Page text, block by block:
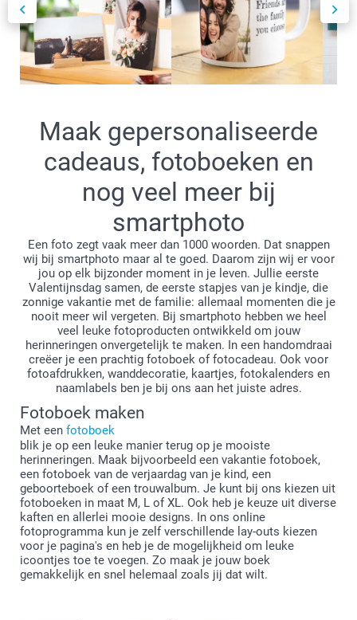
Maak gepersonaliseerde
cadeaus, fotoboeken en
nog veel meer bij
smartphoto
Een foto zegt vaak meer dan 1000 woorden. Dat snappen
wij bij smartphoto maar al te goed. Daarom zijn wij er voor
jou op elk bijzonder moment in je leven. Jullie eerste
Valentijnsdag samen, de eerste stapjes van je kindje, die
zonnige vakantie met de familie: allemaal momenten die je
nooit meer wil vergeten. Bij smartphoto hebben we heel
veel leuke fotoproducten ontwikkeld om jouw
herinneringen onvergetelijk te maken. In een handomdraai
creëer je een prachtig fotoboek of fotocadeau. Ook voor
fotoafdrukken, wanddecoratie, kaartjes, fotokalenders en
naamlabels ben je bij ons aan het juiste adres.
Fotoboek maken
Met een fotoboek
blik je op een leuke manier terug op je mooiste
herinneringen. Maak bijvoorbeeld een vakantie fotoboek,
een fotoboek van de verjaardag van je kind, een
geboorteboek of een trouwalbum. Je kunt bij ons kiezen uit
fotoboeken in maat M, L of XL. Ook heb je keuze uit diverse
kaften en allerlei mooie designs. In ons online
fotoprogramma kun je zelf verschillende lay-outs kiezen
voor je pagina's en heb je de mogelijkheid om leuke
icoontjes toe te voegen. Zo maak je jouw boek
gemakkelijk en snel helemaal zoals jij dat wilt.